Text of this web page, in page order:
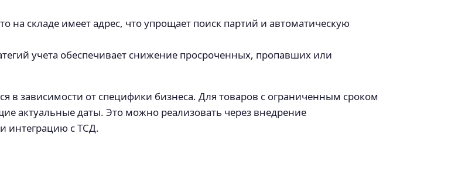
на складе имеет адрес, что упрощает поиск партий и автоматическую
учета обеспечивает снижение просроченных, пропавших или
в зависимости от специфики бизнеса. Для товаров с ограниченным сроком
актуальные даты. Это можно реализовать через внедрение
интеграцию с ТСД.